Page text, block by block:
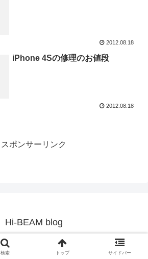
2012.08.18
iPhone 4Sの修理のお値段
2012.08.18
スポンサーリンク
Hi-BEAM blog
© 2009 Hi-BEAM blog.
検索 トップ サイドバー